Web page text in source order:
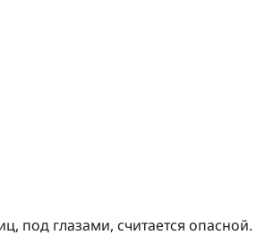
под глазами, считается опасной.